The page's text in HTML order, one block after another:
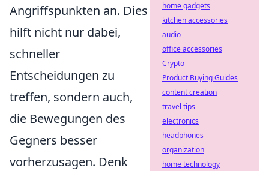
Angriffspunkten an. Dies
hilft nicht nur dabei,
schneller
Entscheidungen zu
treffen, sondern auch,
die Bewegungen des
Gegners besser
vorherzusagen. Denk
home gadgets
kitchen accessories
audio
office accessories
Crypto
Product Buying Guides
content creation
travel tips
electronics
headphones
organization
home technology